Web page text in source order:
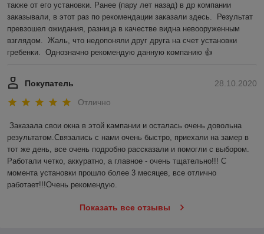
также от его установки. Ранее (пару лет назад) в др компании
заказывали, в этот раз по рекомендации заказали здесь.  Результат
превзошел ожидания, разница в качестве видна невооруженным
взглядом.  Жаль, что недопоняли друг друга на счет установки
гребенки.  Однозначно рекомендую данную компанию 👍
28.10.2020
Покупатель
Отлично
Заказала свои окна в этой кампании и осталась очень довольна
результатом.Связались с нами очень быстро, приехали на замер в
тот же день, все очень подробно рассказали и помогли с выбором.
Работали четко, аккуратно, а главное - очень тщательно!!! С
момента установки прошло более 3 месяцев, все отлично
работает!!!Очень рекомендую.
Показать все отзывы